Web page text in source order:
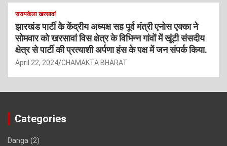
सरायकेला खरसावां
झारखंड पार्टी के केंद्रीय अध्यक्ष सह पूर्व मंत्री एनोस एक्का ने
सोमवार को खरसावां विस क्षेत्र के विभिन्न गांवों में खूंटी संसदीय
क्षेत्र से पार्टी की प्रत्याशी अर्पणा हंस के पक्ष में जन संपर्क किया.
April 22, 2024 CHAMAKTA BHARAT
Categories
Danga (2)